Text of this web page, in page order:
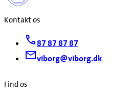
Kontakt os
87 87 87 87
viborg@viborg.dk
Find os